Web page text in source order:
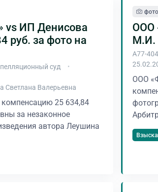
vs ИП Денисова
руб. за фото на
суд
Светлана Валерьевна
25 634,84
за незаконное
автора Леушина
ООО
М.И.
А77-
ООО